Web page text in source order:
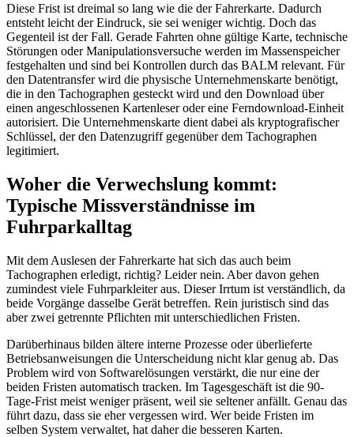
Diese Frist ist dreimal so lang wie die der Fahrerkarte. Dadurch
entsteht leicht der Eindruck, sie sei weniger wichtig. Doch das
Gegenteil ist der Fall. Gerade Fahrten ohne gültige Karte, technische
Störungen oder Manipulationsversuche werden im Massenspeicher
festgehalten und sind bei Kontrollen durch das BALM relevant. Für
den Datentransfer wird die physische Unternehmenskarte benötigt,
die in den Tachographen gesteckt wird und den Download über
einen angeschlossenen Kartenleser oder eine Ferndownload-Einheit
autorisiert. Die Unternehmenskarte dient dabei als kryptografischer
Schlüssel, der den Datenzugriff gegenüber dem Tachographen
legitimiert.
Woher die Verwechslung kommt:
Typische Missverständnisse im
Fuhrparkalltag
Mit dem Auslesen der Fahrerkarte hat sich das auch beim
Tachographen erledigt, richtig? Leider nein. Aber davon gehen
zumindest viele Fuhrparkleiter aus. Dieser Irrtum ist verständlich, da
beide Vorgänge dasselbe Gerät betreffen. Rein juristisch sind das
aber zwei getrennte Pflichten mit unterschiedlichen Fristen.
Darüberhinaus bilden ältere interne Prozesse oder überlieferte
Betriebsanweisungen die Unterscheidung nicht klar genug ab. Das
Problem wird von Softwarelösungen verstärkt, die nur eine der
beiden Fristen automatisch tracken. Im Tagesgeschäft ist die 90-
Tage-Frist meist weniger präsent, weil sie seltener anfällt. Genau das
führt dazu, dass sie eher vergessen wird. Wer beide Fristen im
selben System verwaltet, hat daher die besseren Karten.